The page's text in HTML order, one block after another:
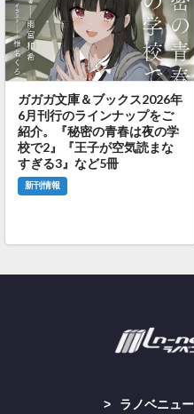
ガガガ文庫＆ブックス2026年
6月刊行のラインナップをご
紹介。『秘密の青春は夜の学
校で2』『王子が空気読まな
すぎる3』など5冊
新刊情報
ラノベニュ